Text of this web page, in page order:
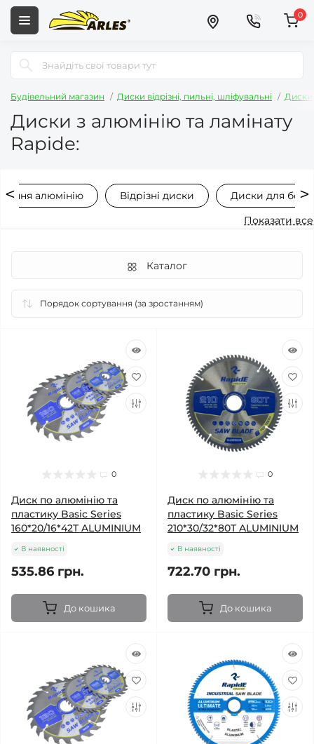
0
Будівельний магазин Диски відрізні, пильні, шліфувальні Диски
Диски з алюмінію та ламінату
Rapide:
алюмінію Відрізні диски
Диски для
Показати все
Каталог
0
Диск по алюмінію та
пластику Basic Series
160*20/16*42T ALUMINIUM
В наявності
535.86 грн.
До кошика
0
Диск по алюмінію та
пластику Basic Series
210*30/32*80T ALUMINIUM
В наявності
722.70 грн.
До кошика